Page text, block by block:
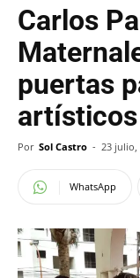
Carlos
puertas
artísticos
Por Sol Castro - 23 julio,
WhatsApp